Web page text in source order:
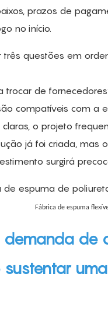
prazos de
no início.
questões em
trocar de
compatíveis com a
o projeto
já foi criada, mas
surgirá
Fábrica de espuma
de